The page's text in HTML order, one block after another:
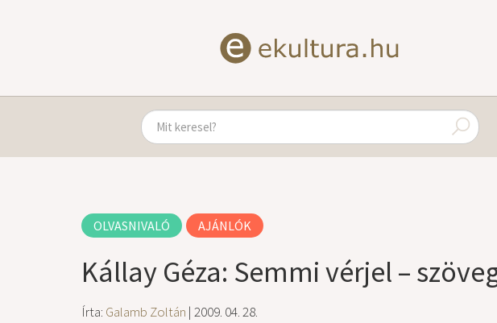
OLVASNIVALÓ AJÁNLÓK
Kállay Géza: Semmi vérjel –
Írta: Galamb Zoltán | 2009. 04. 28.